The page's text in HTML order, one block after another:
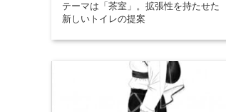
テーマは「茶室」。拡張性を持たせた
新しいトイレの提案